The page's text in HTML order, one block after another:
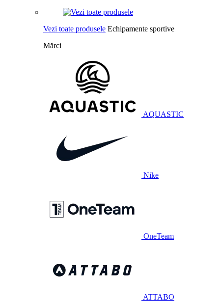
Vezi toate produsele Echipamente sportive
Mărci
AQUASTIC
Nike
OneTeam
ATTABO